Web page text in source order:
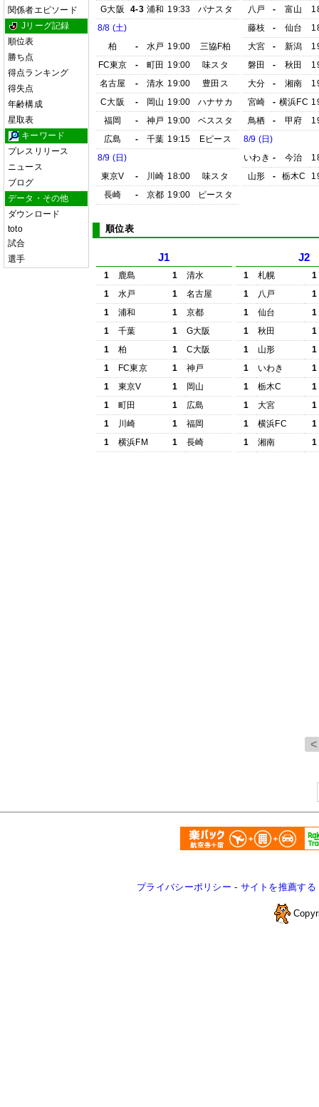
関係者エピソード
Jリーグ記録
順位表
勝ち点
得点ランキング
得失点
年齢構成
星取表
キーワード
プレスリリース
ニュース
ブログ
データ・その他
ダウンロード
toto
試合
選手
G大阪
4-3 浦和 19:33
パナスタ
8/8 (土)
柏
- 水戸 19:00
三協F柏
FC東京
- 町田 19:00
味スタ
名古屋
- 清水 19:00
豊田ス
C大阪
- 岡山 19:00
ハナサカ
福岡
- 神戸 19:00
ベススタ
広島
- 千葉 19:15
Eピース
8/9 (日)
東京V
- 川崎 18:00
味スタ
長崎
- 京都 19:00 ピースタ
八戸
- 富山
藤枝
- 仙台
大宮
- 新潟
磐田
- 秋田
大分
- 湘南
宮崎
- 横浜FC
鳥栖
- 甲府
8/9 (日)
いわき - 今治
山形
- 栃木C
順位表
J1
1 鹿島 1
清水
1
水戸 1
名古屋
1
浦和 1
京都
1
千葉 1
G大阪
1
柏 1
C大阪
1
FC東京 1
神戸
1
東京V 1
岡山
1
町田 1
広島
1
川崎 1
福岡
1
横浜FM 1 長崎
J2
1 札幌
1
1
八戸
1
1
仙台
1
1
秋田
1
1
山形
1
1
いわき
1
1
栃木C
1
1
大宮
1
1
横浜FC
1
1
湘南 1
プライバシーポリシー - サイトを推薦する